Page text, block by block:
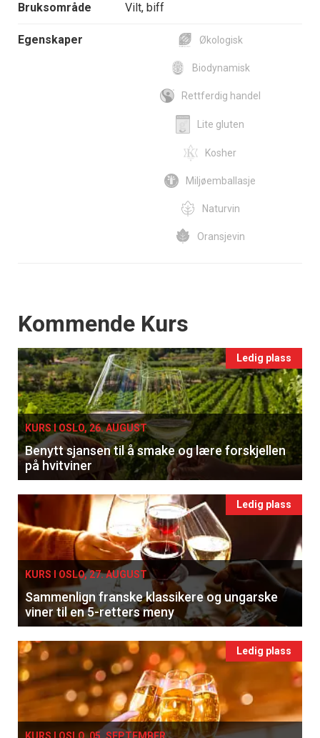
Bruksområde Vilt, biff
Egenskaper Økologisk
Biodynamisk
Rettferdig handel
Lite gluten
Kosher
Miljøemballasje
Naturvin
Oransjevin
Events
Kommende Kurs
Ledig plass
KURS I OSLO, 26. AUGUST
Benytt sjansen til å smake og lære forskjellen
på hvitviner
Ledig plass
KURS I OSLO, 27. AUGUST
Sammenlign franske klassikere og ungarske
viner til en 5-retters meny
Ledig plass